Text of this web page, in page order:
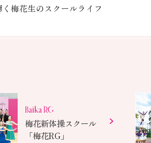
梅花生のスクールライフ
梅花新体操スクール
「梅花RG」